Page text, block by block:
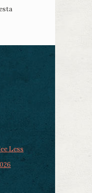
Less